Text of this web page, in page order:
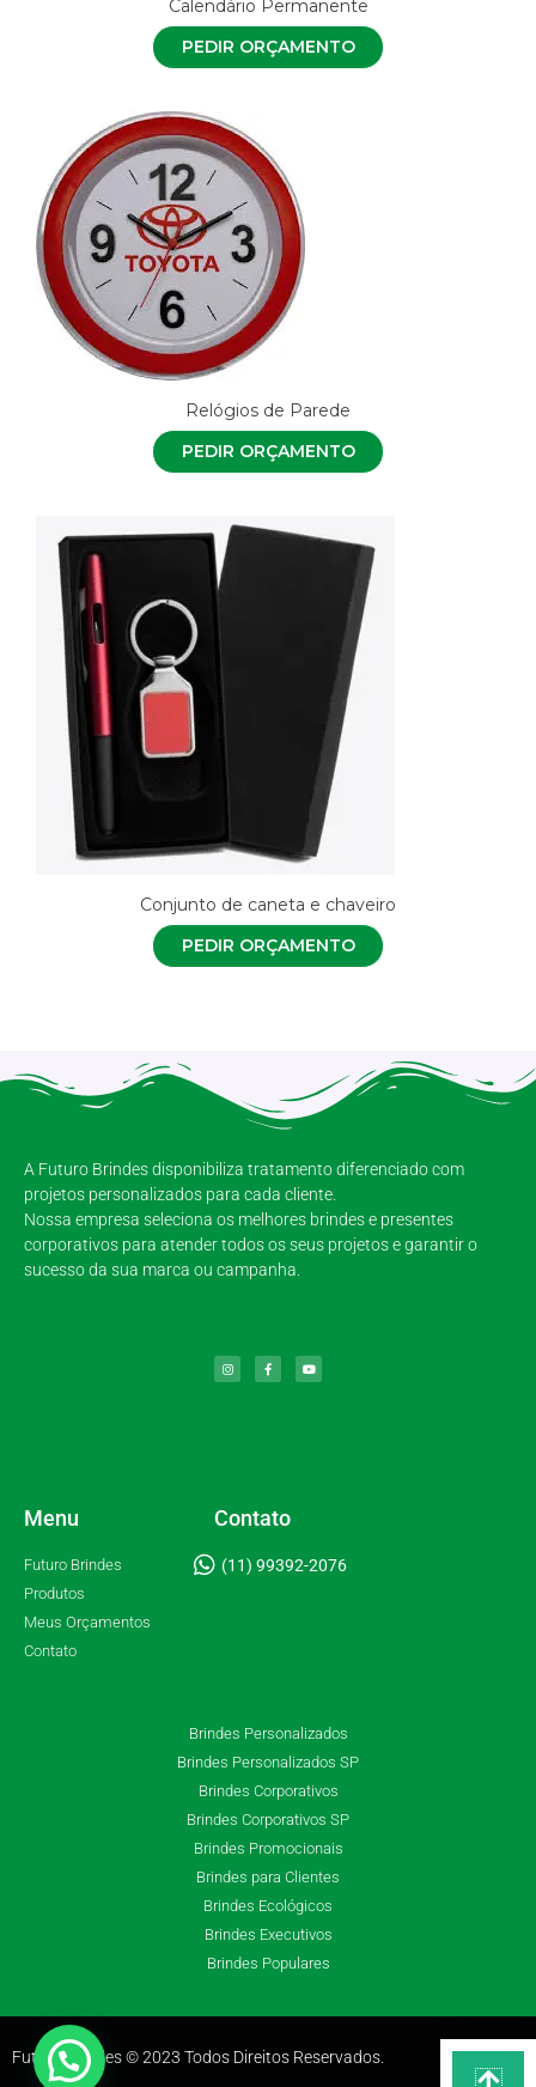
Calendário Permanente
PEDIR ORÇAMENTO
Relógios de Parede
PEDIR ORÇAMENTO
Conjunto de caneta e chaveiro
PEDIR ORÇAMENTO
A Futuro Brindes disponibiliza tratamento diferenciado com
projetos personalizados para cada cliente.
Nossa empresa seleciona os melhores brindes e presentes
corporativos para atender todos os seus projetos e garantir o
sucesso da sua marca ou campanha.
Menu
Futuro Brindes
Produtos
Meus Orçamentos
Contato
Contato
(11) 99392-2076
Brindes Personalizados
Brindes Personalizados SP
Brindes Corporativos
Brindes Corporativos SP
Brindes Promocionais
Brindes para Clientes
Brindes Ecológicos
Brindes Executivos
Brindes Populares
Futuro Brindes © 2023 Todos Direitos Reservados.